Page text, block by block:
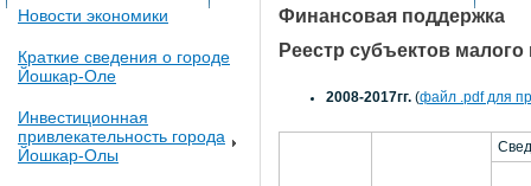
Новости экономики
Краткие сведения о городе
Йошкар-Оле
Инвестиционная
привлекательность города
Йошкар-Олы
Финансовая поддержка
Реестр субъектов
2008-2017гг. (файл .pdf для